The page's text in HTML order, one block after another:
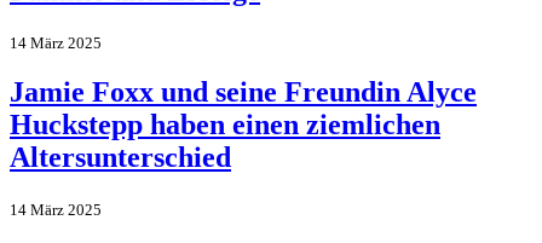
14 März 2025
Jamie Foxx und seine Freundin Alyce
Huckstepp haben einen ziemlichen
Altersunterschied
14 März 2025